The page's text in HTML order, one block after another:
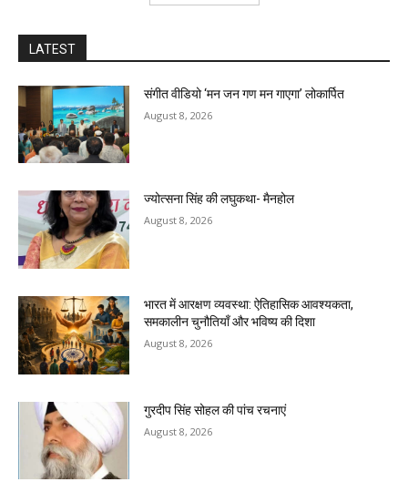
LATEST
संगीत वीडियो ‘मन जन गण मन गाएगा’ लोकार्पित
August 8, 2026
ज्योत्सना सिंह की लघुकथा- मैनहोल
August 8, 2026
भारत में आरक्षण व्यवस्था: ऐतिहासिक आवश्यकता,
समकालीन चुनौतियाँ और भविष्य की दिशा
August 8, 2026
गुरदीप सिंह सोहल की पांच रचनाएं
August 8, 2026